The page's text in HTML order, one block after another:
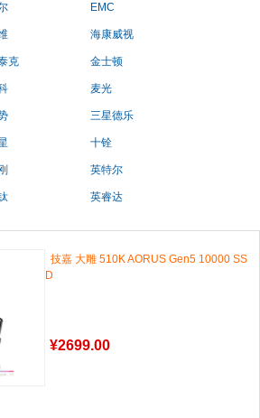
EMC
海康威视
克 金士顿
麦光
三星德乐
十铨
英特尔
英睿达
技嘉 大雕 510K AORUS Gen5 10000 SS
D
¥2699.00